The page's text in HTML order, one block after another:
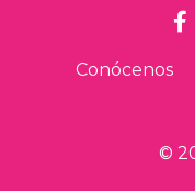
Conócenos
©